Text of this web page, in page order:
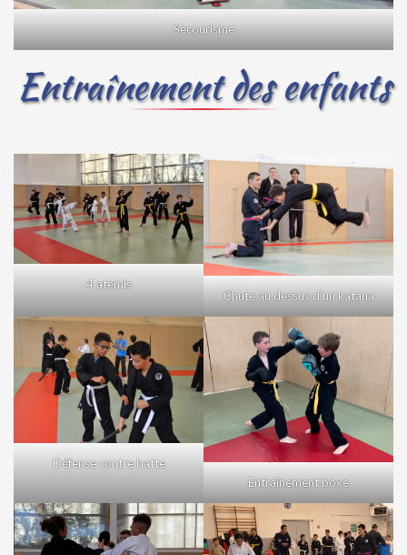
Secourisme
Entraînement des enfants
4 atemis
Chute au dessus d’un katana
Défense contre batte
Entraînement boxe